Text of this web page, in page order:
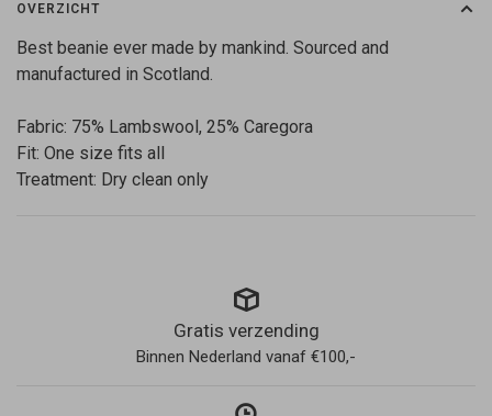
OVERZICHT
Best beanie ever made by mankind. Sourced and
manufactured in Scotland.
Fabric: 75% Lambswool, 25% Caregora
Fit: One size fits all
Treatment: Dry clean only
Gratis verzending
Binnen Nederland vanaf €100,-